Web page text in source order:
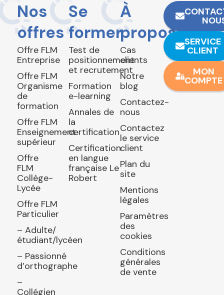
Nos
offres
Offre FLM
Entreprise
Offre FLM
Organisme
de
formation
Offre FLM
Enseignement
supérieur
Offre
FLM
Collège-
Lycée
Offre FLM
Particulier
– Adulte/
étudiant/lycéen
– Passionné
d’orthographe
–
Collégien
Se
former
Test de
positionnement
et recrutement
Formation
e-learning
Annales de
la
certification
Certification
en langue
française Le
Robert
À
propos
Cas
clients
Notre
blog
Contactez-
nous
Contactez
le service
client
Plan du
site
Mentions
légales
Paramètres
des
cookies
Conditions
générales
de vente
SERVICE
CLIENT
MON
COMPTE